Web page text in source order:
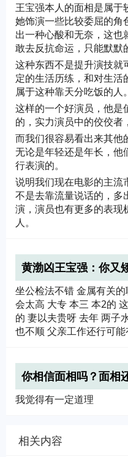
王宝强本人的面相是属于
她饰演一些比较委屈的角
出一种心酸和无奈，这也
敢去反抗命运，只能默默
这种东西不是提升演技就
定的生活历练，和对生活
属于这种靠天分吃饭的人。
这样的一个好演员，他是
的，实力演员中的佼佼者
而我们很容易看出来其他
无论是年轻还是年长，他
行表演的。
说明我们现在电影的主流
不是去靠流量说话的，多
演，演员也有更多的表现
人。
黄渤凶王宝强：你又
强是怎么回应的？
坐公检法不错 金属有关
会太高 大专 本三 本2的
的 妻以夫贵呀 去年 两子
也不顺 父亲工作还行可
你相信面相吗？面相
的肯定有点憨，面恶
我觉得有一定道理
相关内容